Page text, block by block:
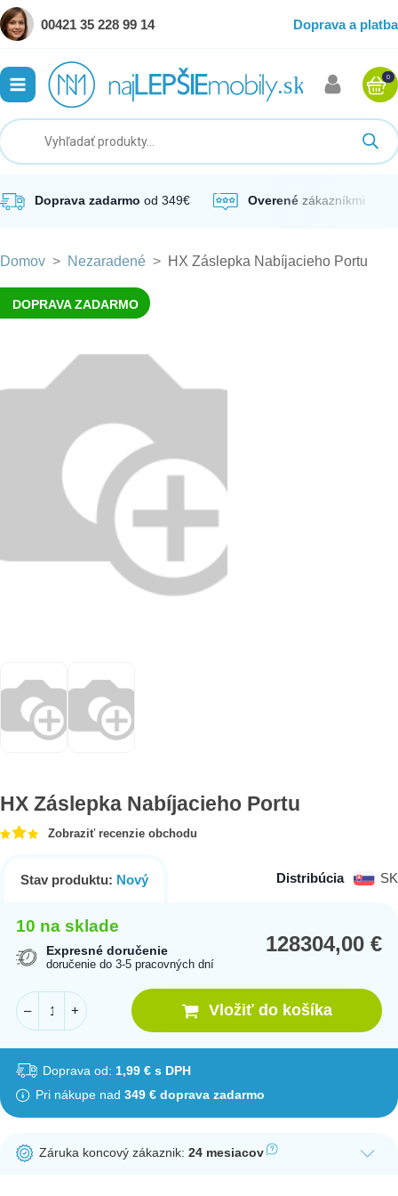
00421 35 228 99 14 Doprava a platba
0
Doprava zadarmo od 349€ Overené zákazníkmi
Domov > Nezaradené > HX Záslepka Nabíjacieho Portu
DOPRAVA ZADARMO
HX Záslepka Nabíjacieho Portu
Zobraziť recenzie obchodu
Stav produktu: Nový Distribúcia SK
10 na sklade
Expresné doručenie
doručenie do 3-5 pracovných dní
128304,00€
– + Vložiť do košíka
Doprava od: 1,99 € s DPH
Pri nákupe nad 349 € doprava zadarmo
Záruka koncový zákaznik:24 mesiacov